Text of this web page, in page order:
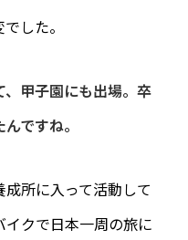
した。
甲子園にも出場。卒
ですね。
所に入って活動して
クで日本一周の旅に